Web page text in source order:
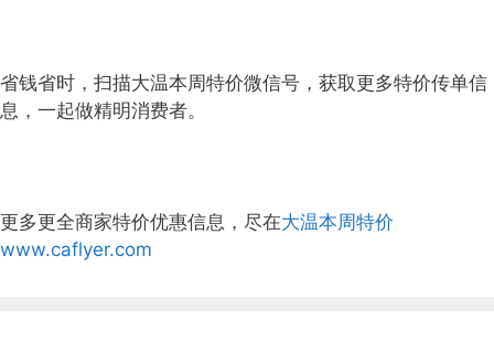
省钱省时，扫描大温本周特价微信号，获取更多特价传单信
息，一起做精明消费者。
更多更全商家特价优惠信息，尽在大温本周特价
www.caflyer.com